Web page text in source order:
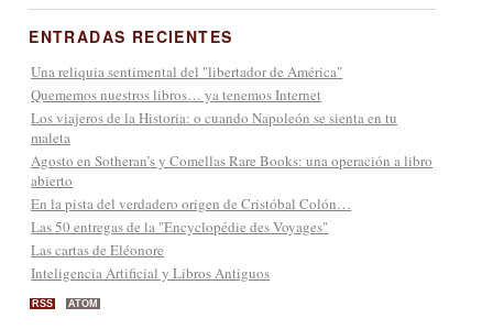
ENTRADAS RECIENTES
Una reliquia sentimental del "libertador de América"
Quememos nuestros libros… ya tenemos Internet
Los viajeros de la Historia: o cuando Napoleón se sienta en tu
maleta
Agosto en Sotheran’s y Comellas Rare Books: una operación a libro
abierto
En la pista del verdadero origen de Cristóbal Colón…
Las 50 entregas de la "Encyclopédie des Voyages"
Las cartas de Eléonore
Inteligencia Artificial y Libros Antiguos
RSS ATOM